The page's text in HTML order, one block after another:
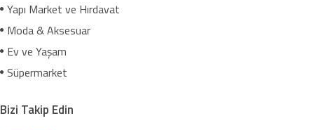
Yapı Market ve Hırdavat
Moda & Aksesuar
Ev ve Yaşam
Süpermarket
Bizi Takip Edin